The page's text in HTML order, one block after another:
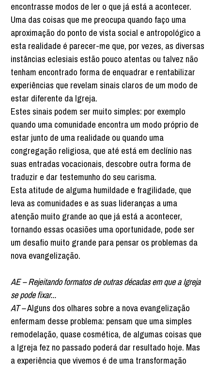
encontrasse modos de ler o que já está a acontecer.
Uma das coisas que me preocupa quando faço uma
aproximação do ponto de vista social e antropológico a
esta realidade é parecer-me que, por vezes, as diversas
instâncias eclesiais estão pouco atentas ou talvez não
tenham encontrado forma de enquadrar e rentabilizar
experiências que revelam sinais claros de um modo de
estar diferente da Igreja.
Estes sinais podem ser muito simples: por exemplo
quando uma comunidade encontra um modo próprio de
estar junto de uma realidade ou quando uma
congregação religiosa, que até está em declínio nas
suas entradas vocacionais, descobre outra forma de
traduzir e dar testemunho do seu carisma.
Esta atitude de alguma humildade e fragilidade, que
leva as comunidades e as suas lideranças a uma
atenção muito grande ao que já está a acontecer,
tornando essas ocasiões uma oportunidade, pode ser
um desafio muito grande para pensar os problemas da
nova evangelização.
AE – Rejeitando formatos de outras décadas em que a Igreja
se pode fixar...
AT –Alguns dos olhares sobre a nova evangelização
enfermam desse problema: pensam que uma simples
remodelação, quase cosmética, de algumas coisas que
a Igreja fez no passado poderá dar resultado hoje. Mas
a experiência que vivemos é de uma transformação